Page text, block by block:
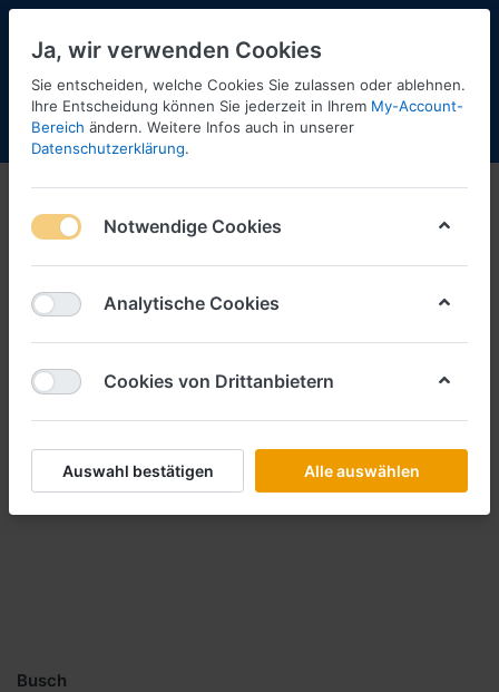
Menü Anmelden Shopaktualisierung
Busch
Ja, wir verwenden Cookies
Sie entscheiden, welche Cookies Sie zulassen oder ablehnen.
Ihre Entscheidung können Sie jederzeit in Ihrem My-Account-
Bereich ändern. Weitere Infos auch in unserer
Datenschutzerklärung.
Notwendige Cookies
Analytische Cookies
Cookies von Drittanbietern
Auswahl bestätigen Alle auswählen